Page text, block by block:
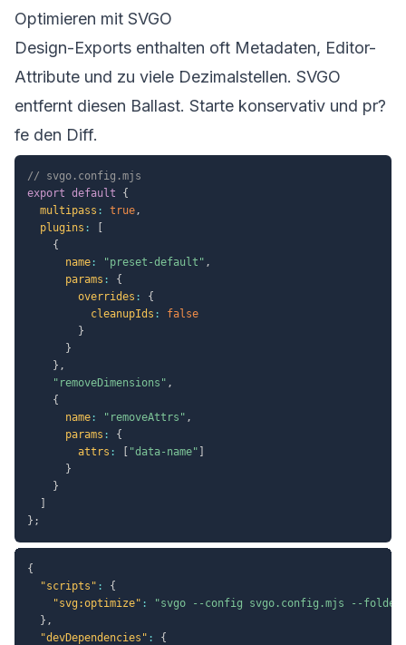
Optimieren mit SVGO
Design-Exports enthalten oft Metadaten, Editor-
Attribute und zu viele Dezimalstellen. SVGO
entfernt diesen Ballast. Starte konservativ und pr?
fe den Diff.
// svgo.config.mjs
export default
{
multipass : true,
plugins :
{
name : "preset-default" ,
params :
{
overrides :
{
cleanupIds :
false
}
}
} ,
"removeDimensions" ,
{
name : "removeAttrs" ,
params :
{
attrs : "data-name"
}
}
} ;
{
"scripts" :
{
"svg:optimize" :
"svgo --config svgo.config.mjs --
} ,
"devDependencies" :
{